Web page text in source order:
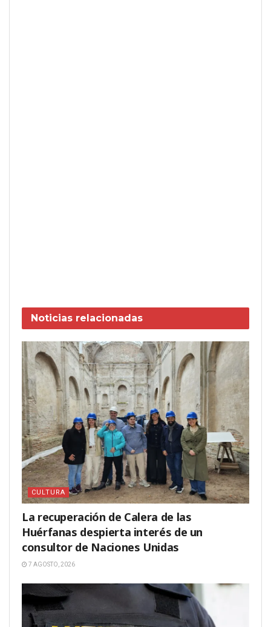
Noticias relacionadas
CULTURA
La recuperación de Calera de las
Huérfanas despierta interés de un
consultor de Naciones Unidas
7 AGOSTO, 2026